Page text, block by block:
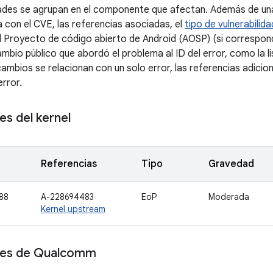
se agrupan en el componente que afectan. Además de
con el CVE, las referencias asociadas, el tipo de
Proyecto de código abierto de Android (AOSP) (si
público que abordó el problema al ID del error, como la
se relacionan con un solo error, las referencias
del kernel
Referencias Tipo Gravedad
A-228694483
Kernel upstream
EoP Moderada
de Qualcomm